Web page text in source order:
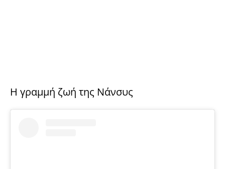
Η γραμμή ζωή της Νάνσυς